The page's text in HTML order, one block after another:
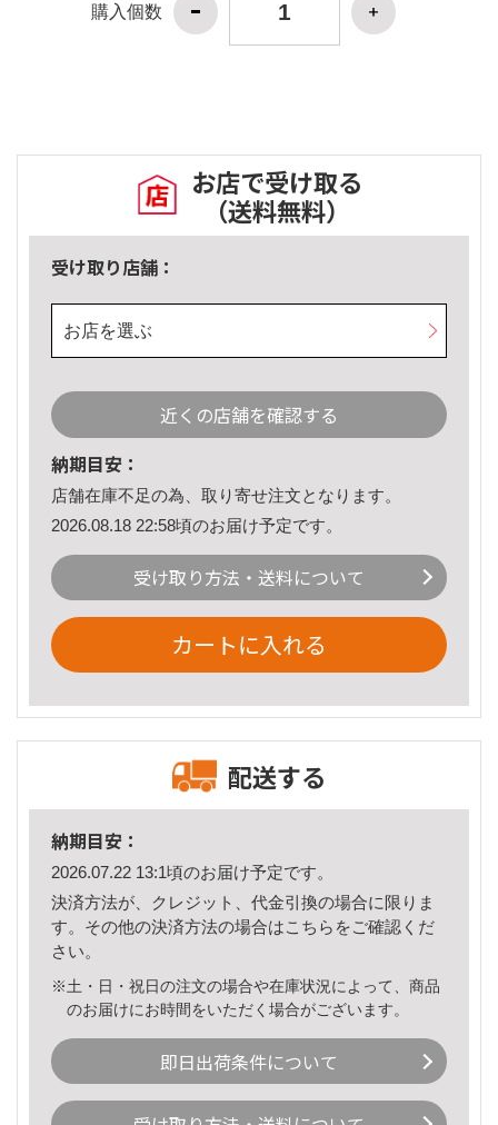
購入個数
お店で受け取る
（送料無料）
受け取り店舗：
お店を選ぶ
近くの店舗を確認する
納期目安：
店舗在庫不足の為、取り寄せ注文となります。
2026.08.18 22:58頃のお届け予定です。
受け取り方法・送料について
カートに入れる
配送する
納期目安：
2026.07.22 13:1頃のお届け予定です。
決済方法が、クレジット、代金引換の場合に限りま
す。その他の決済方法の場合はこちら をご確認くだ
さい。
※土・日・祝日の注文の場合や在庫状況によって、商品
のお届けにお時間をいただく場合がございます。
即日出荷条件について